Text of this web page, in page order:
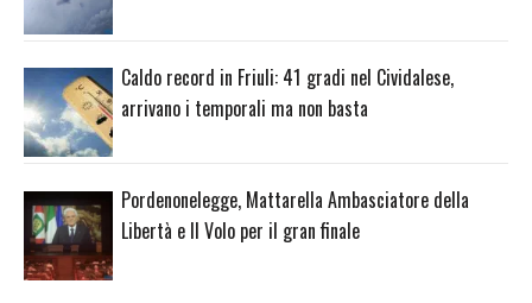
Caldo record in Friuli: 41 gradi nel Cividalese,
arrivano i temporali ma non basta
Pordenonelegge, Mattarella Ambasciatore della
Libertà e Il Volo per il gran finale